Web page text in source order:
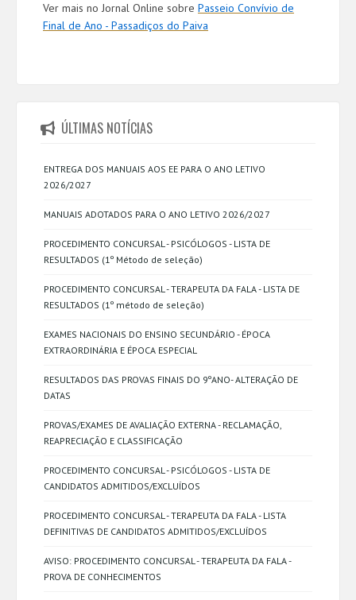
Ver mais no Jornal Online sobre Passeio Convívio de
Final de Ano - Passadiços do Paiva
ÚLTIMAS NOTÍCIAS
ENTREGA DOS MANUAIS AOS EE PARA O ANO LETIVO
2026/2027
MANUAIS ADOTADOS PARA O ANO LETIVO 2026/2027
PROCEDIMENTO CONCURSAL - PSICÓLOGOS - LISTA DE
RESULTADOS (1º Método de seleção)
PROCEDIMENTO CONCURSAL - TERAPEUTA DA FALA - LISTA DE
RESULTADOS (1º método de seleção)
EXAMES NACIONAIS DO ENSINO SECUNDÁRIO - ÉPOCA
EXTRAORDINÁRIA E ÉPOCA ESPECIAL
RESULTADOS DAS PROVAS FINAIS DO 9ºANO- ALTERAÇÃO DE
DATAS
PROVAS/EXAMES DE AVALIAÇÃO EXTERNA - RECLAMAÇÃO,
REAPRECIAÇÃO E CLASSIFICAÇÃO
PROCEDIMENTO CONCURSAL - PSICÓLOGOS - LISTA DE
CANDIDATOS ADMITIDOS/EXCLUÍDOS
PROCEDIMENTO CONCURSAL - TERAPEUTA DA FALA - LISTA
DEFINITIVAS DE CANDIDATOS ADMITIDOS/EXCLUÍDOS
AVISO: PROCEDIMENTO CONCURSAL - TERAPEUTA DA FALA -
PROVA DE CONHECIMENTOS